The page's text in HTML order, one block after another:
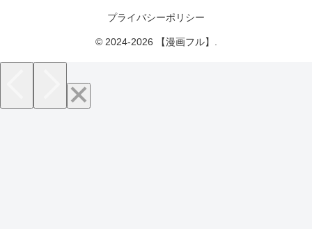
プライバシーポリシー
© 2024-2026 【漫画フル】.